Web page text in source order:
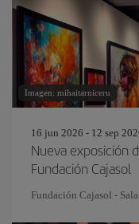
Imagen: mihaitarniceru
16 jun 2026 - 12 sep
Nueva exposición
Fundación Cajasol
Fundación Cajasol -